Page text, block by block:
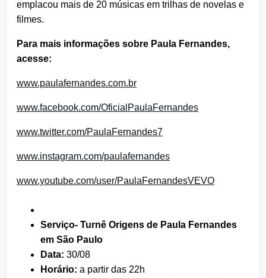
emplacou mais de 20 músicas em trilhas de novelas e
filmes.
Para mais informações sobre Paula Fernandes,
acesse:
www.paulafernandes.com.br
www.facebook.com/OficialPaulaFernandes
www.twitter.com/PaulaFernandes7
www.instagram.com/paulafernandes
www.youtube.com/user/PaulaFernandesVEVO
Serviço- Turnê Origens de Paula Fernandes
em São Paulo
Data: 30/08
Horário: a partir das 22h